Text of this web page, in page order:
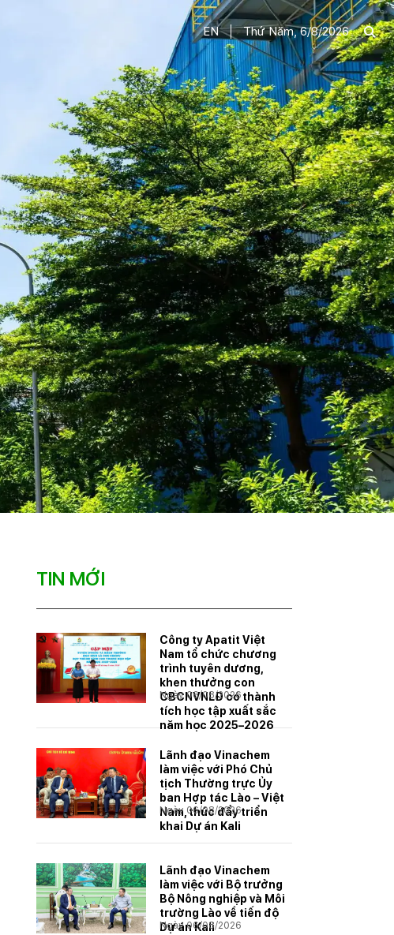
EN Thứ Năm, 6/8/2026
TIN MỚI
Công ty Apatit Việt
Nam tổ chức chương
trình tuyên dương,
khen thưởng con
CBCNVNLĐ có thành
tích học tập xuất sắc
năm học 2025–2026
Ngày 06/08/2026
Lãnh đạo Vinachem
làm việc với Phó Chủ
tịch Thường trực Ủy
ban Hợp tác Lào – Việt
Nam, thúc đẩy triển
khai Dự án Kali
Ngày 06/08/2026
Lãnh đạo Vinachem
làm việc với Bộ trưởng
Bộ Nông nghiệp và Môi
trường Lào về tiến độ
Dự án Kali
Ngày 06/08/2026